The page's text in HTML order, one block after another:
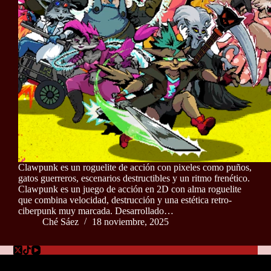
Clawpunk es un roguelite de acción con pixeles como puños,
gatos guerreros, escenarios destructibles y un ritmo frenético.
Clawpunk es un juego de acción en 2D con alma roguelite
que combina velocidad, destrucción y una estética retro-
ciberpunk muy marcada. Desarrollado…
Ché Sáez
18 noviembre, 2025